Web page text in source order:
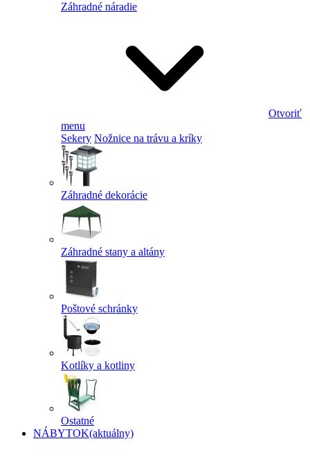
Záhradné náradie
Otvoriť
menu
Sekery Nožnice na trávu a kríky
Záhradné dekorácie
Záhradné stany a altány
Poštové schránky
Kotlíky a kotliny
Ostatné
NÁBYTOK(aktuálny)